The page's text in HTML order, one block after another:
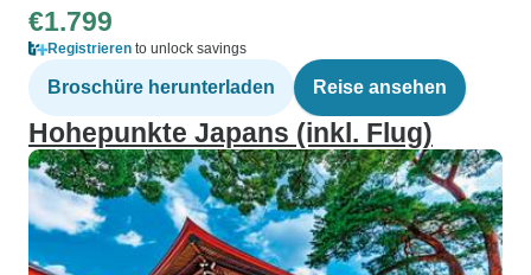
€1.799
Registrieren to unlock savings
Broschüre herunterladen Reise ansehen
Hohepunkte Japans (inkl. Flug)